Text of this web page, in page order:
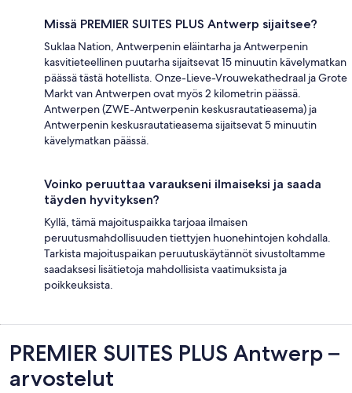
Missä PREMIER SUITES PLUS Antwerp sijaitsee?
Suklaa Nation, Antwerpenin eläintarha ja Antwerpenin
kasvitieteellinen puutarha sijaitsevat 15 minuutin kävelymatkan
päässä tästä hotellista. Onze-Lieve-Vrouwekathedraal ja Grote
Markt van Antwerpen ovat myös 2 kilometrin päässä.
Antwerpen (ZWE-Antwerpenin keskusrautatieasema) ja
Antwerpenin keskusrautatieasema sijaitsevat 5 minuutin
kävelymatkan päässä.
Voinko peruuttaa varaukseni ilmaiseksi ja saada
täyden hyvityksen?
Kyllä, tämä majoituspaikka tarjoaa ilmaisen
peruutusmahdollisuuden tiettyjen huonehintojen kohdalla.
Tarkista majoituspaikan peruutuskäytännöt sivustoltamme
saadaksesi lisätietoja mahdollisista vaatimuksista ja
poikkeuksista.
Arvostelut
PREMIER SUITES PLUS Antwerp –
arvostelut